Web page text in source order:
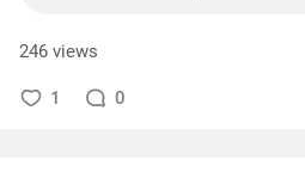
246 views
1 0